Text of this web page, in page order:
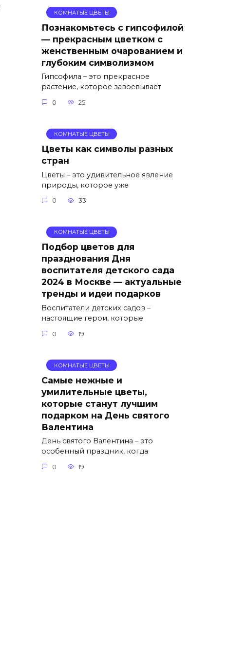
КОМНАТЫЕ ЦВЕТЫ
Познакомьтесь с гипсофилой
— прекрасным цветком с
женственным очарованием и
глубоким символизмом
Гипсофила – это прекрасное
растение, которое завоевывает
0 25
КОМНАТЫЕ ЦВЕТЫ
Цветы как символы разных
стран
Цветы – это удивительное явление
природы, которое уже
0 33
КОМНАТЫЕ ЦВЕТЫ
Подбор цветов для
празднования Дня
воспитателя детского сада
2024 в Москве — актуальные
тренды и идеи подарков
Воспитатели детских садов –
настоящие герои, которые
0 19
КОМНАТЫЕ ЦВЕТЫ
Самые нежные и
умилительные цветы,
которые станут лучшим
подарком на День святого
Валентина
День святого Валентина – это
особенный праздник, когда
0 19